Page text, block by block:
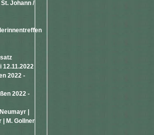
Johann /
12.11.2022
2022 -
2022 -
|
| M. Gollner